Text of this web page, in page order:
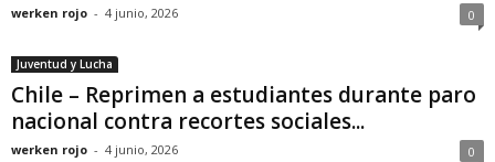
werken rojo - 4 junio, 2026 0
Juventud y Lucha
Chile – Reprimen a estudiantes durante paro
nacional contra recortes sociales...
werken rojo - 4 junio, 2026 0